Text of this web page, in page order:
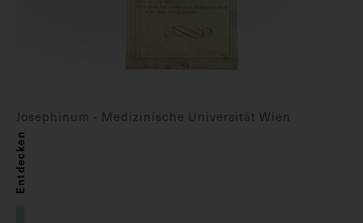
Josephinum - Medizinische Universität Wien
Entdecken